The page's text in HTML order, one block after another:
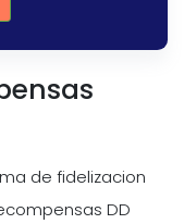
de fidelizacion
DD